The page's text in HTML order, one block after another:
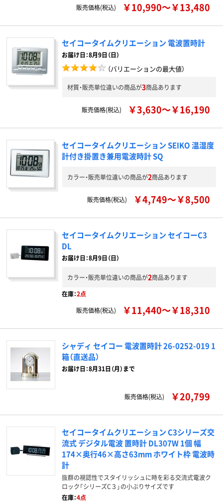
販売価格(税込)
￥10,990～￥13,480
セイコータイムクリエーション 電波置時計
お届け日：8月9日（日）
（バリエーションの最大値）
材質・販売単位違いの商品が3商品あります
販売価格(税込) ￥3,630～￥16,190
セイコータイムクリエーション SEIKO 温湿度
計付き掛置き兼用電波時計 SQ
カラー・販売単位違いの商品が2商品あります
販売価格(税込) ￥4,749～￥8,500
セイコータイムクリエーション セイコーC3
DL
お届け日：8月9日（日）
カラー・販売単位違いの商品が2商品あります
在庫：2点
販売価格(税込)
￥11,440～￥18,310
シャディ セイコー 電波置時計 26-0252-019 1
箱（直送品）
お届け日：8月31日（月）まで
販売価格(税込) ￥20,799
セイコータイムクリエーション C3シリーズ交
流式 デジタル電波 置時計 DL307W 1個 幅
174×奥行46×高さ63mm ホワイト枠 電波時
計
抜群の視認性でスタイリッシュに時を彩る交流式電波ク
ロック「シリーズC３」の小ぶりサイズです
在庫：4点